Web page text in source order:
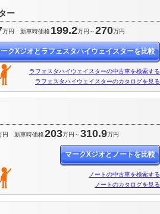
ー
万円 新車時価格199.2万円～270万円
クXジオとラフェスタハイウェイスターを比較
ラフェスタハイウェイスターの中古車を検索する
ラフェスタハイウェイスターのカタログを見る
円 新車時価格203万円～310.9万円
マークXジオとノートを比較
ノートの中古車を検索する
ノートのカタログを見る